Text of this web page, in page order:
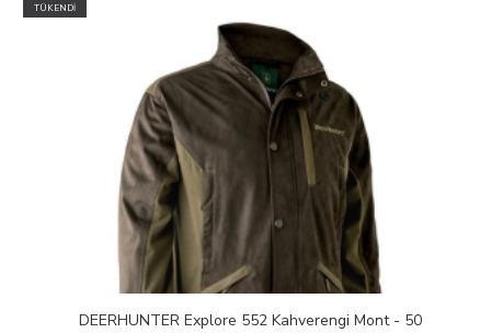
TÜKENDİ
DEERHUNTER Explore 552 Kahverengi Mont - 50